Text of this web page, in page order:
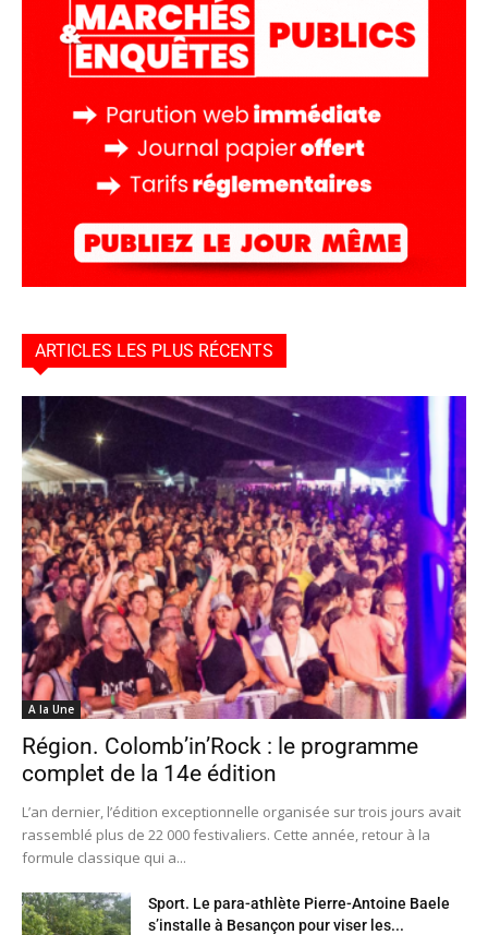
ARTICLES LES PLUS RÉCENTS
A la Une
Région. Colomb’in’Rock : le programme
complet de la 14e édition
L’an dernier, l’édition exceptionnelle organisée sur trois jours avait
rassemblé plus de 22 000 festivaliers. Cette année, retour à la
formule classique qui a...
Sport. Le para-athlète Pierre-Antoine Baele
s’installe à Besançon pour viser les...